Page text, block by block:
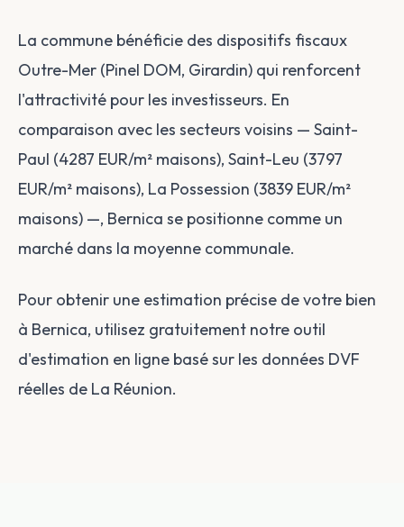
La commune bénéficie des dispositifs fiscaux
Outre-Mer (Pinel DOM, Girardin) qui renforcent
l'attractivité pour les investisseurs. En
comparaison avec les secteurs voisins — Saint-
Paul (4287 EUR/m² maisons), Saint-Leu (3797
EUR/m² maisons), La Possession (3839 EUR/m²
maisons) —, Bernica se positionne comme un
marché dans la moyenne communale.
Pour obtenir une estimation précise de votre bien
à Bernica, utilisez gratuitement notre outil
d'estimation en ligne basé sur les données DVF
réelles de La Réunion.